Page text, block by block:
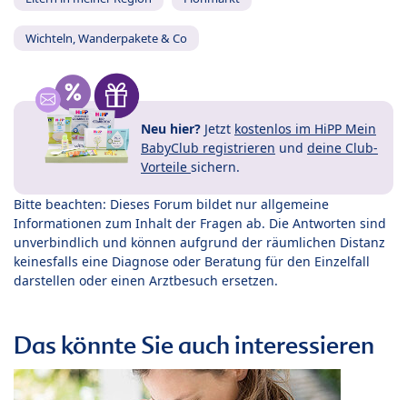
Wichteln, Wanderpakete & Co
Neu hier? Jetzt kostenlos im HiPP Mein
BabyClub registrieren und deine Club-
Vorteile sichern.
Bitte beachten: Dieses Forum bildet nur allgemeine
Informationen zum Inhalt der Fragen ab. Die Antworten sind
unverbindlich und können aufgrund der räumlichen Distanz
keinesfalls eine Diagnose oder Beratung für den Einzelfall
darstellen oder einen Arztbesuch ersetzen.
Das könnte Sie auch interessieren